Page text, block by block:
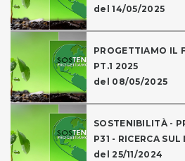
del 14/05/2025
PROGETTIAMO IL
PT.1 2025
del 08/05/2025
SOSTENIBILITÀ -
P31 - RICERCA SUL
del 25/11/2024